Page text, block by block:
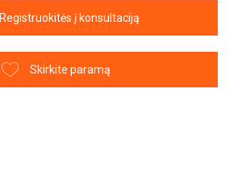
Registruokitės į konsultaciją
Skirkite paramą